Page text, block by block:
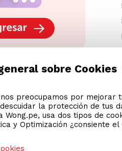
sobre Cookies
nos preocupamos por mejorar
la protección de tus
Wong.pe, usa dos tipos de
y Optimización ¿consiente